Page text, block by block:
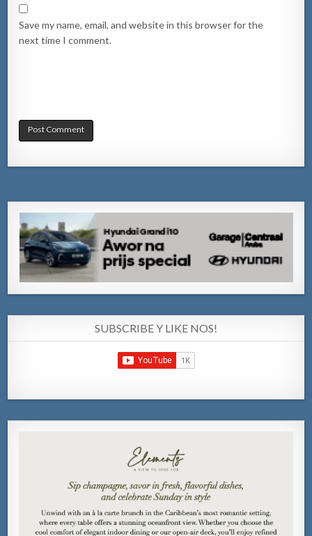
Save my name, email, and website in this browser for the
next time I comment.
SUBSCRIBE Y LIKE NOS!